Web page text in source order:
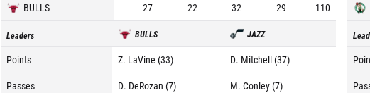
BULLS
27 22 32 29 110
Leaders BULLS JAZZ
Points Z. LaVine (33)
D. Mitchell (37)
Passes
D. DeRozan (7)
M. Conley (7)